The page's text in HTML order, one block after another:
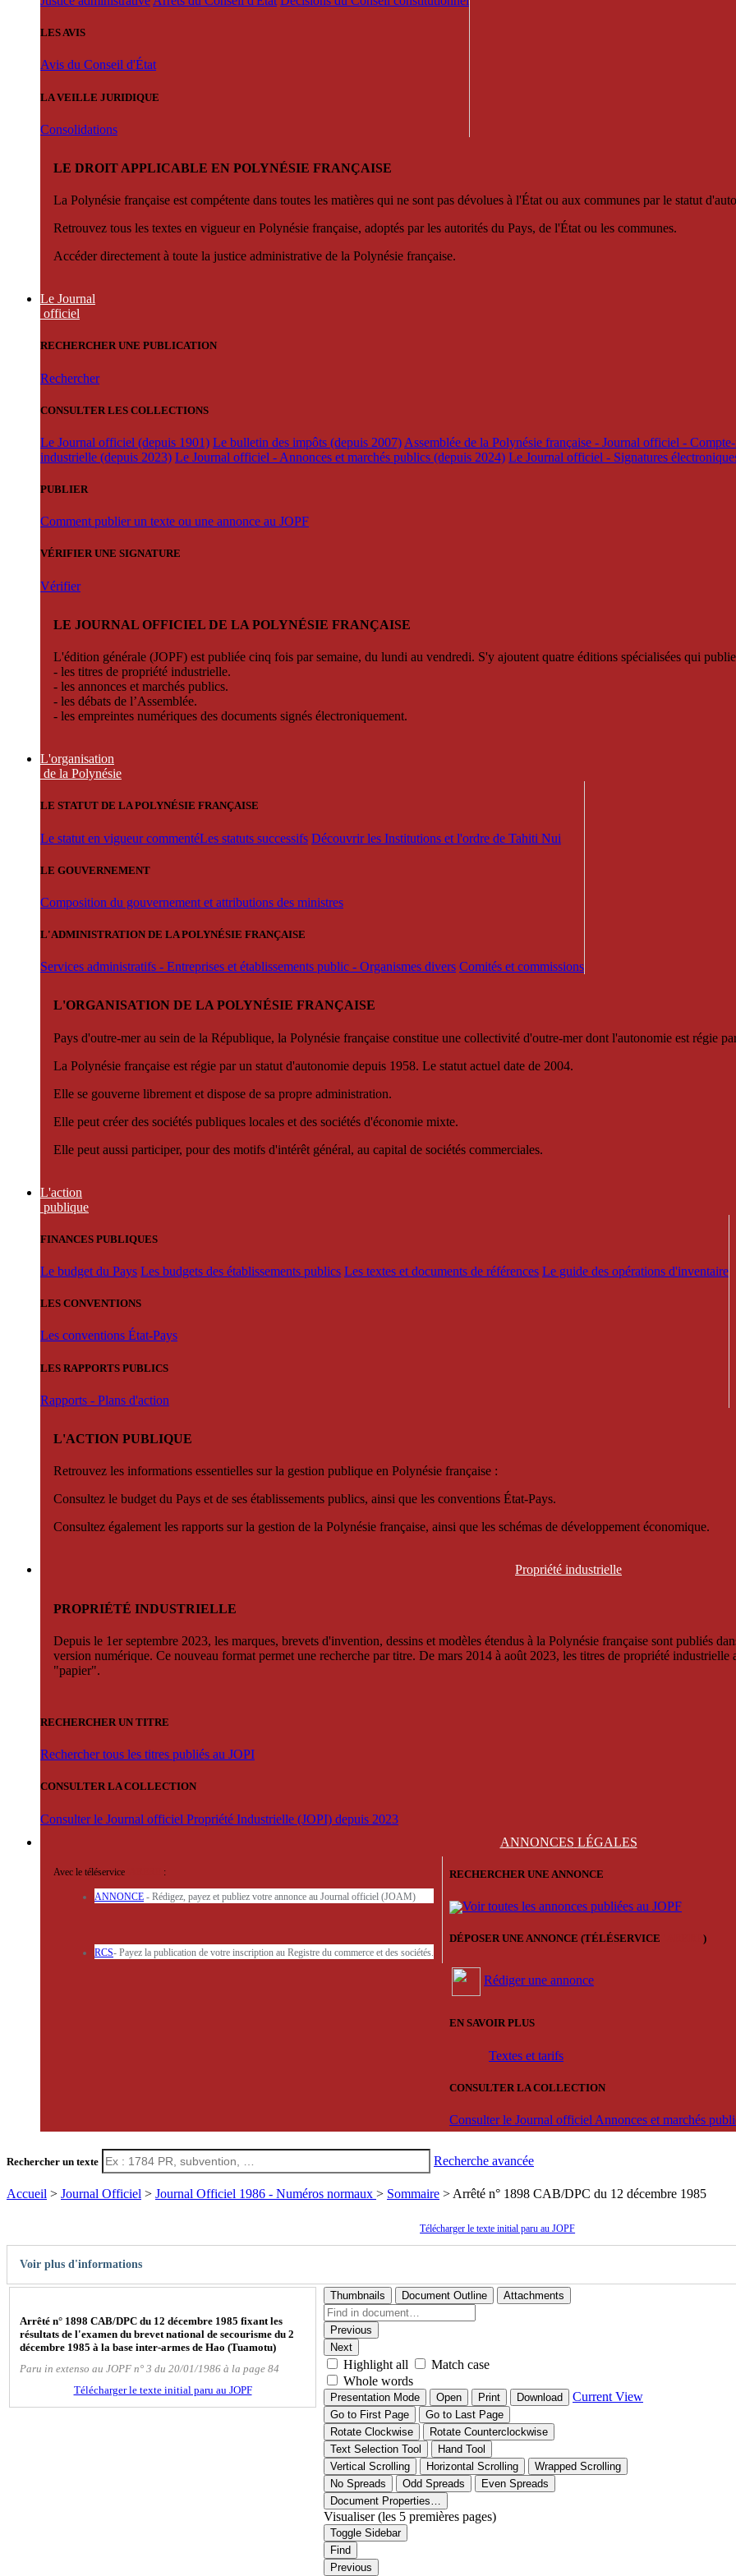
LES AVIS
Avis du Conseil d'État
LA VEILLE JURIDIQUE
Consolidations
LE DROIT APPLICABLE EN POLYNÉSIE FRANÇAISE
La Polynésie française est compétente dans toutes les matières qui ne sont pas dévolues à l'État ou aux communes par le statut
Retrouvez tous les textes en vigueur en Polynésie française, adoptés par les autorités du Pays, de l'État ou les communes.
Accéder directement à toute la justice administrative de la Polynésie française.
Le Journal
officiel
RECHERCHER UNE PUBLICATION
Rechercher
CONSULTER LES COLLECTIONS
Le Journal officiel (depuis 1901) Le bulletin des impôts (depuis 2007) Assemblée de la Polynésie française - Journal officiel -
industrielle (depuis 2023) Le Journal officiel - Annonces et marchés publics (depuis 2024) Le Journal officiel - Signatures
PUBLIER
Comment publier un texte ou une annonce au JOPF
VÉRIFIER UNE SIGNATURE
Vérifier
LE JOURNAL OFFICIEL DE LA POLYNÉSIE FRANÇAISE
L'édition générale (JOPF) est publiée cinq fois par semaine, du lundi au vendredi. S'y ajoutent quatre éditions spécialisées qui
- les titres de propriété industrielle.
- les annonces et marchés publics.
- les débats de l’Assemblée.
- les empreintes numériques des documents signés électroniquement.
L'organisation
de la Polynésie
LE STATUT DE LA POLYNÉSIE FRANÇAISE
Le statut en vigueur commentéLes statuts successifs Découvrir les Institutions et l'ordre de Tahiti Nui
LE GOUVERNEMENT
Composition du gouvernement et attributions des ministres
L'ADMINISTRATION DE LA POLYNÉSIE FRANÇAISE
Services administratifs - Entreprises et établissements public - Organismes divers Comités et commissions
L'ORGANISATION DE LA POLYNÉSIE FRANÇAISE
Pays d'outre-mer au sein de la République, la Polynésie française constitue une collectivité d'outre-mer dont l'autonomie est régie
La Polynésie française est régie par un statut d'autonomie depuis 1958. Le statut actuel date de 2004.
Elle se gouverne librement et dispose de sa propre administration.
Elle peut créer des sociétés publiques locales et des sociétés d'économie mixte.
Elle peut aussi participer, pour des motifs d'intérêt général, au capital de sociétés commerciales.
L'action
publique
FINANCES PUBLIQUES
Le budget du Pays Les budgets des établissements publics Les textes et documents de références Le guide des opérations d'inventaire
LES CONVENTIONS
Les conventions État-Pays
LES RAPPORTS PUBLICS
Rapports - Plans d'action
L'ACTION PUBLIQUE
Retrouvez les informations essentielles sur la gestion publique en Polynésie française :
Consultez le budget du Pays et de ses établissements publics, ainsi que les conventions État-Pays.
Consultez également les rapports sur la gestion de la Polynésie française, ainsi que les schémas de développement économique.
Propriété industrielle
PROPRIÉTÉ INDUSTRIELLE
Depuis le 1er septembre 2023, les marques, brevets d'invention, dessins et modèles étendus à la Polynésie française sont publiés
version numérique. Ce nouveau format permet une recherche par titre. De mars 2014 à août 2023, les titres de propriété
"papier".
RECHERCHER UN TITRE
Rechercher tous les titres publiés au JOPI
CONSULTER LA COLLECTION
Consulter le Journal officiel Propriété Industrielle (JOPI) depuis 2023
ANNONCES LÉGALES
Avec le téléservice :
ANNONCE - Rédigez, payez et publiez votre annonce au Journal officiel (JOAM)
RCS- Payez la publication de votre inscription au Registre du commerce et des sociétés.
RECHERCHER UNE ANNONCE
Voir toutes les annonces publiées au JOPF
DÉPOSER UNE ANNONCE (TÉLÉSERVICE )
Rédiger une annonce
EN SAVOIR PLUS
Textes et tarifs
CONSULTER LA COLLECTION
Consulter le Journal officiel Annonces et marchés
Rechercher un texte Recherche avancée
Accueil > Journal Officiel > Journal Officiel 1986 - Numéros normaux > Sommaire > Arrêté n° 1898 CAB/DPC du 12 décembre 1985
Télécharger le texte initial paru au JOPF
Voir plus d'informations
Arrêté n° 1898 CAB/DPC du 12 décembre 1985 fixant les
résultats de l'examen du brevet national de secourisme du 2
décembre 1985 à la base inter-armes de Hao (Tuamotu)
Paru in extenso au JOPF n° 3 du 20/01/1986 à la page 84
Télécharger le texte initial paru au JOPF
Thumbnails Document Outline Attachments
Previous
Next
Highlight all
Match case
Whole words
Presentation Mode Open Print Download Current View
Go to First Page
Go to Last Page
Rotate Clockwise
Rotate Counterclockwise
Text Selection Tool
Hand Tool
Vertical Scrolling
Horizontal Scrolling
Wrapped Scrolling
No Spreads
Odd Spreads
Even Spreads
Document Properties…
Visualiser (les 5 premières pages)
Toggle Sidebar
Find
Previous